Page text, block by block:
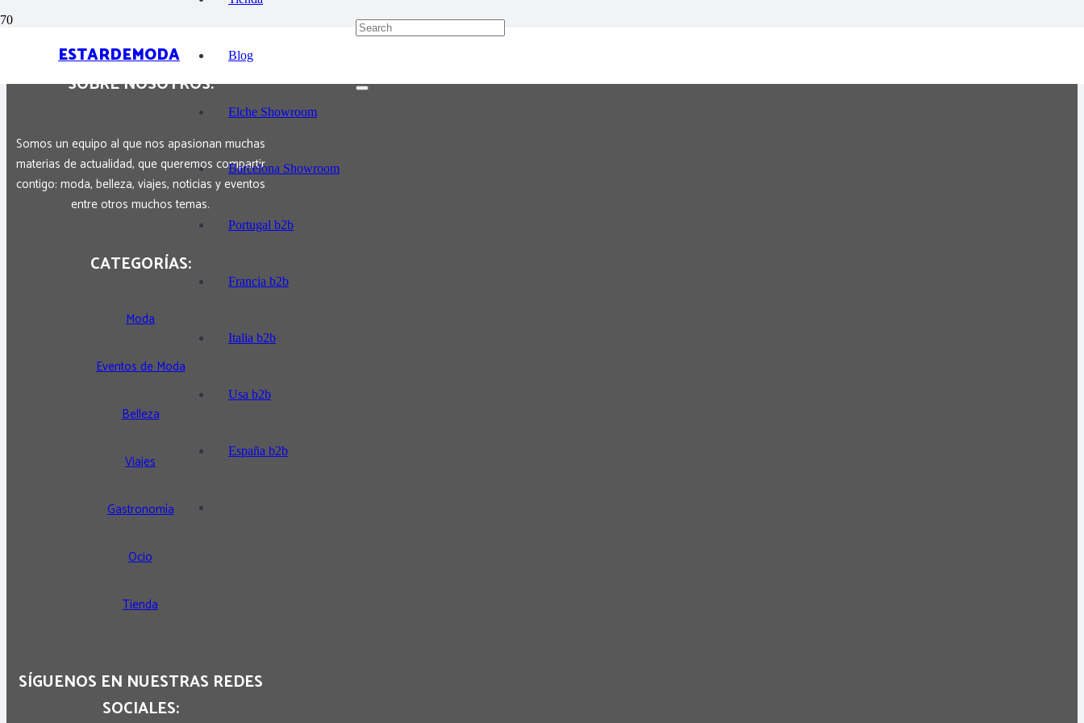
ESTARDEMODA Blog
Elche Showroom
Barcelona Showroom
Portugal b2b
Francia b2b
Italia b2b
Usa b2b
España b2b
Para el más jugón del barrio.
SOBRE NOSOTROS:
Somos un equipo al que nos apasionan muchas
materias de actualidad, que queremos compartir
contigo: moda, belleza, viajes, noticias y eventos
entre otros muchos temas.
CATEGORÍAS:
Moda
Eventos de Moda
Belleza
Viajes
Gastronomía
Ocio
Tienda
SÍGUENOS EN NUESTRAS REDES
SOCIALES: